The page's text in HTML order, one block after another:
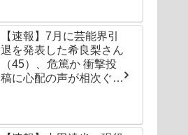
【速報】7月に芸能界引
退を発表した希良梨さん
（45）、危篤か 衝撃投
稿に心配の声が相次ぐ